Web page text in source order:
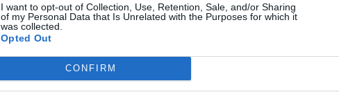
I want to opt-out of Collection, Use, Retention, Sale, and/or Sharing
of my Personal Data that Is Unrelated with the Purposes for which it
was collected.
Opted Out
CONFIRM